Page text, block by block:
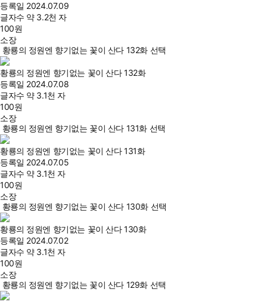
등록일 2024.07.09
글자수 약 3.2천 자
100원
소장
황룡의 정원엔 향기없는 꽃이 산다 132화 선택
황룡의 정원엔 향기없는 꽃이 산다 132화
등록일 2024.07.08
글자수 약 3.1천 자
100원
소장
황룡의 정원엔 향기없는 꽃이 산다 131화 선택
황룡의 정원엔 향기없는 꽃이 산다 131화
등록일 2024.07.05
글자수 약 3.1천 자
100원
소장
황룡의 정원엔 향기없는 꽃이 산다 130화 선택
황룡의 정원엔 향기없는 꽃이 산다 130화
등록일 2024.07.02
글자수 약 3.1천 자
100원
소장
황룡의 정원엔 향기없는 꽃이 산다 129화 선택